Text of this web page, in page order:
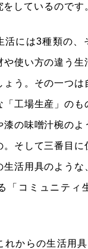
しているのです
活には3種類の、
や使い方の違う生
ょう。その一つは
「工場生産」のも
漆の味噌汁椀のよ
。そして三番目に
生活用具のような
「コミュニティ
れからの生活用